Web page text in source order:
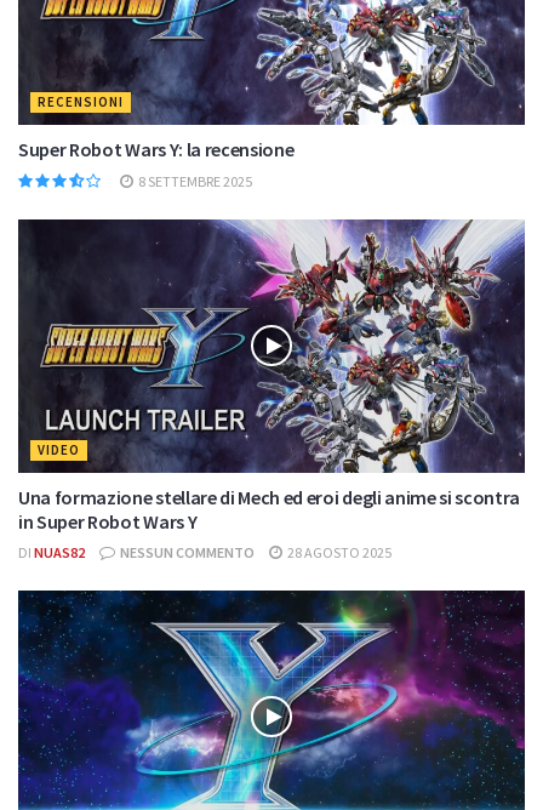
RECENSIONI
Super Robot Wars Y: la recensione
8 SETTEMBRE 2025
VIDEO
Una formazione stellare di Mech ed eroi degli anime si scontra
in Super Robot Wars Y
DI NUAS82 NESSUN COMMENTO 28 AGOSTO 2025